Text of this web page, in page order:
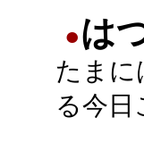
●は
たまに
る今日